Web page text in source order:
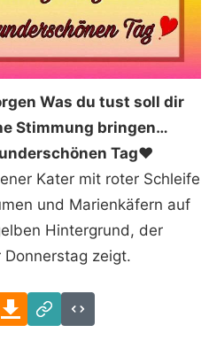
Was du tust soll dir
Stimmung bringen…
Tag❤️
Kater mit roter Schleife
und Marienkäfern auf
Hintergrund, der
zeigt.
WhatsAppDownload
Link
Code